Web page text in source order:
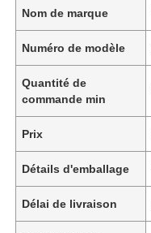
Nom de marque
Numéro de modèle
Quantité de
commande min
Prix
Détails d'emballage
Délai de livraison